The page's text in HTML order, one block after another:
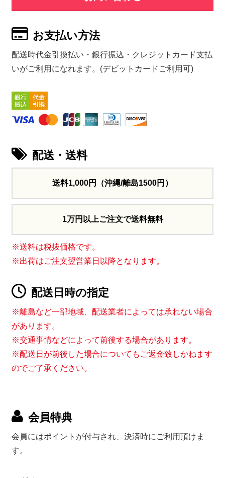
お支払い方法
配送時代金引換払い・銀行振込・クレジットカード支払
いがご利用になれます。(デビットカードご利用可)
配送・送料
送料1,000円 （沖縄/離島1500円）
1万円以上ご注文で送料無料
※送料は税抜価格です。
※出荷はご注文翌営業日以降となります。
配送日時の指定
※離島など一部地域、配送業者によっては承れない場合
があります。
※交通事情などによって前後する場合があります。
※配送日が前後した場合についてもご返金致しかねます
のでご了承ください。
会員特典
会員にはポイントが付与され、決済時にご利用頂けま
す。